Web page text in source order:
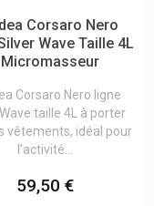
Corsaro Nero
Wave Taille 4L
Corsaro Nero ligne
taille 4L à porter
vêtements, idéal pour
l’activité...
59,50 €